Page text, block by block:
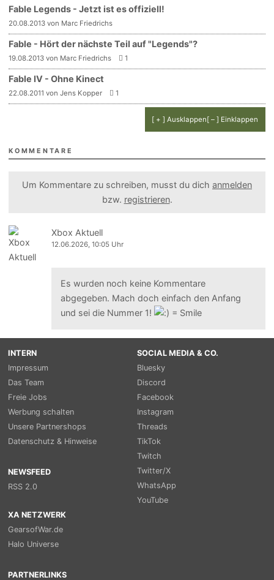
Fable Legends - Jetzt ist es offiziell!
20.08.2013 von Marc Friedrichs
Fable - Hört der nächste Teil auf "Legends"?
19.08.2013 von Marc Friedrichs 1
Fable IV - Ohne Kinect
22.08.2011 von Jens Kopper 1
[ + ] Ausklappen[ – ] Einklappen
KOMMENTARE
Um Kommentare zu schreiben, musst du dich anmelden
bzw. registrieren.
Xbox Aktuell
12.06.2026, 10:05 Uhr
Es wurden noch keine Kommentare
abgegeben. Mach doch einfach den Anfang
und sei die Nummer 1!
INTERN
Impressum
Das Team
Freie Jobs
Werbung schalten
Unsere Partnershops
Datenschutz & Hinweise
NEWSFEED
RSS 2.0
SOCIAL MEDIA & CO.
Bluesky
Discord
Facebook
Instagram
Threads
TikTok
Twitch
Twitter/X
WhatsApp
YouTube
XA NETZWERK
GearsofWar.de
Halo Universe
PARTNERLINKS